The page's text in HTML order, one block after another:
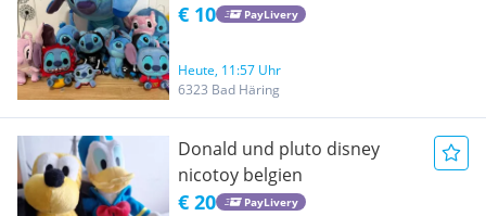
€ 10 PayLivery
Heute, 11:57 Uhr
6323 Bad Häring
Donald und pluto disney
nicotoy belgien
€ 20 PayLivery